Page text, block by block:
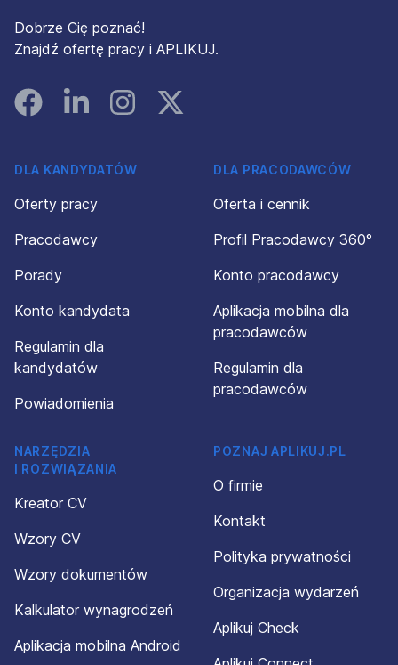
Dobrze Cię poznać!
Znajdź ofertę pracy i APLIKUJ.
FacebookLinked InInstagramInstagram
DLA KANDYDATÓW
Oferty pracy
Pracodawcy
Porady
Konto kandydata
Regulamin dla
kandydatów
Powiadomienia
DLA PRACODAWCÓW
Oferta i cennik
Profil Pracodawcy 360°
Konto pracodawcy
Aplikacja mobilna dla
pracodawców
Regulamin dla
pracodawców
NARZĘDZIA
I ROZWIĄZANIA
Kreator CV
Wzory CV
Wzory dokumentów
Kalkulator wynagrodzeń
Aplikacja mobilna Android
POZNAJ APLIKUJ.PL
O firmie
Kontakt
Polityka prywatności
Organizacja wydarzeń
Aplikuj Check